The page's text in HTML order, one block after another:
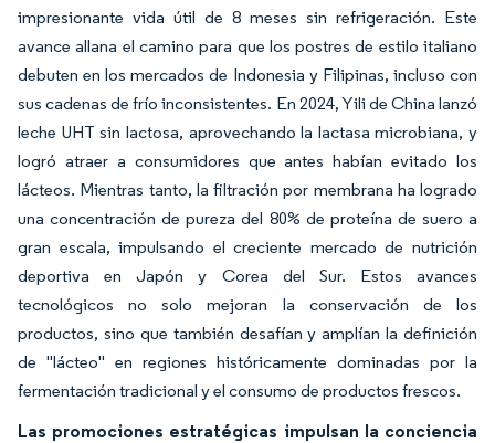
impresionante vida útil de 8 meses sin refrigeración. Este
avance allana el camino para que los postres de estilo italiano
debuten en los mercados de Indonesia y Filipinas, incluso con
sus cadenas de frío inconsistentes. En 2024, Yili de China lanzó
leche UHT sin lactosa, aprovechando la lactasa microbiana, y
logró atraer a consumidores que antes habían evitado los
lácteos. Mientras tanto, la filtración por membrana ha logrado
una concentración de pureza del 80% de proteína de suero a
gran escala, impulsando el creciente mercado de nutrición
deportiva en Japón y Corea del Sur. Estos avances
tecnológicos no solo mejoran la conservación de los
productos, sino que también desafían y amplían la definición
de "lácteo" en regiones históricamente dominadas por la
fermentación tradicional y el consumo de productos frescos.
Las promociones estratégicas impulsan la conciencia